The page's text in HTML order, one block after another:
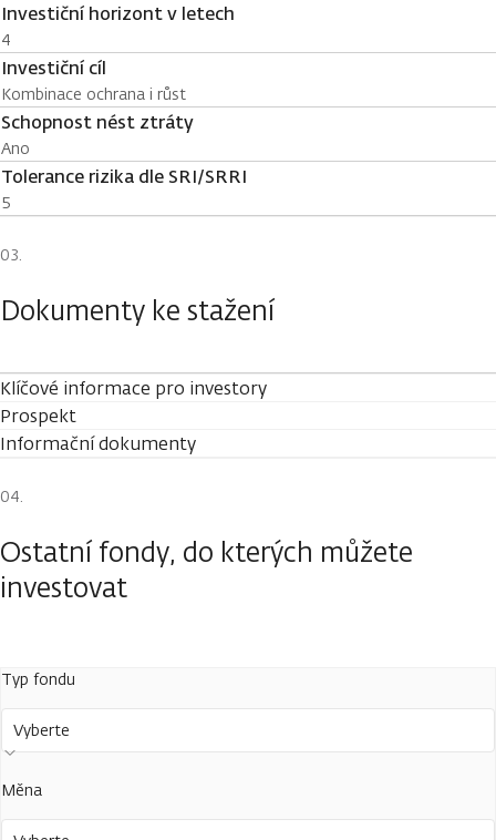
Investiční horizont v letech
4
Investiční cíl
Kombinace ochrana i růst
Schopnost nést ztráty
Ano
Tolerance rizika dle SRI/SRRI
5
Dokumenty ke stažení
Klíčové informace pro investory
Prospekt
Informační dokumenty
Ostatní fondy, do kterých můžete
investovat
Typ fondu
Vyberte
Měna